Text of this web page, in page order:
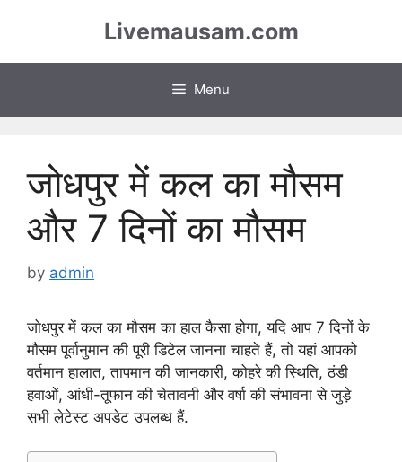
Livemausam.com
Menu
जोधपुर में कल का मौसम
और 7 दिनों का मौसम
by admin
जोधपुर में कल का मौसम का हाल कैसा होगा, यदि आप 7 दिनों के
मौसम पूर्वानुमान की पूरी डिटेल जानना चाहते हैं, तो यहां आपको
वर्तमान हालात, तापमान की जानकारी, कोहरे की स्थिति, ठंडी
हवाओं, आंधी-तूफान की चेतावनी और वर्षा की संभावना से जुड़े
सभी लेटेस्ट अपडेट उपलब्ध हैं.